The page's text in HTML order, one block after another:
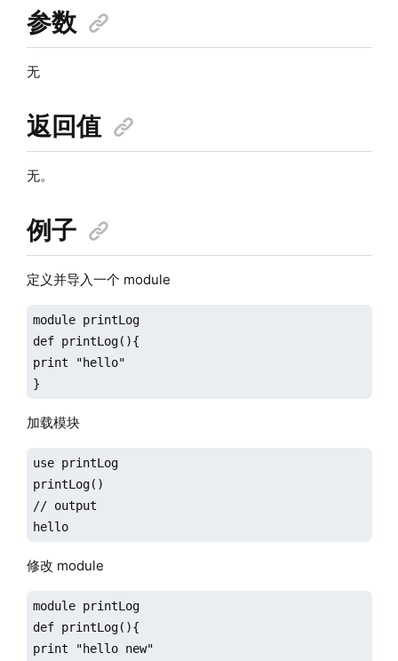
参数
无
返回值
无。
例子
定义并导入一个 module
module printLog
def printLog(){
print "hello"
}
加载模块
use printLog
printLog()
// output
hello
修改 module
module printLog
def printLog(){
print "hello new"